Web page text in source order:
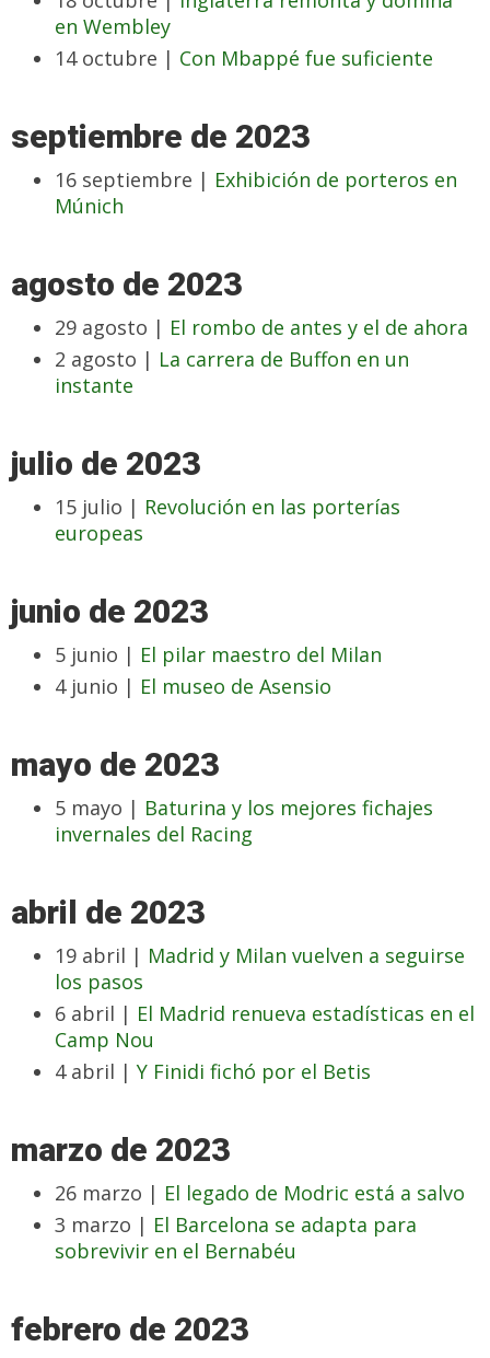
en Wembley
14 octubre | Con Mbappé fue suficiente
septiembre de 2023
16 septiembre | Exhibición de porteros en
Múnich
agosto de 2023
29 agosto | El rombo de antes y el de ahora
2 agosto | La carrera de Buffon en un
instante
julio de 2023
15 julio | Revolución en las porterías
europeas
junio de 2023
5 junio | El pilar maestro del Milan
4 junio | El museo de Asensio
mayo de 2023
5 mayo | Baturina y los mejores fichajes
invernales del Racing
abril de 2023
19 abril | Madrid y Milan vuelven a seguirse
los pasos
6 abril | El Madrid renueva estadísticas en el
Camp Nou
4 abril | Y Finidi fichó por el Betis
marzo de 2023
26 marzo | El legado de Modric está a salvo
3 marzo | El Barcelona se adapta para
sobrevivir en el Bernabéu
febrero de 2023